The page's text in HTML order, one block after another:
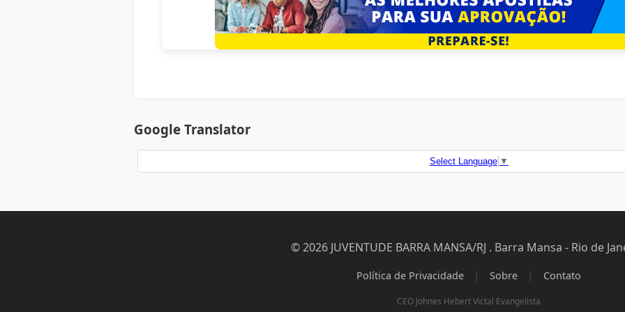
Google Translator
Select Language ▼
© 2026 JUVENTUDE BARRA MANSA/RJ . Barra Mansa - Rio de
Política de Privacidade | Sobre | Contato
CEO Johnes Hebert Victal Evangelista